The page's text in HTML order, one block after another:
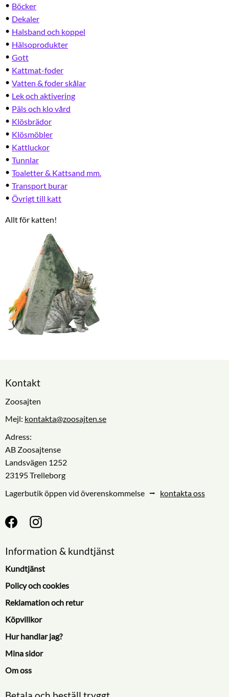
Böcker
Dekaler
Halsband och koppel
Hälsoprodukter
Gott
Kattmat-foder
Vatten & foder skålar
Lek och aktivering
Päls och klo vård
Klösbrädor
Klösmöbler
Kattluckor
Tunnlar
Toaletter & Kattsand mm.
Transport burar
Övrigt till katt
Allt för katten!
Kontakt
Zoosajten
Mejl: kontakta@zoosajten.se
Adress:
AB Zoosajtense
Landsvägen 1252
23195 Trelleborg
Lagerbutik öppen vid överenskommelse ⭢ kontakta oss
Information & kundtjänst
Kundtjänst
Policy och cookies
Reklamation och retur
Köpvillkor
Hur handlar jag?
Mina sidor
Om oss